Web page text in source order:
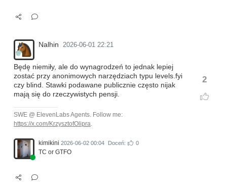
Nalhin 2026-06-01 22:21
2
Będę niemiły, ale do wynagrodzeń to jednak lepiej
zostać przy anonimowych narzędziach typu levels.fyi
czy blind. Stawki podawane publicznie często nijak
mają się do rzeczywistych pensji.
SWE @ ElevenLabs Agents. Follow me:
https://x.com/KrzysztofOlipra.
kimikini 2026-06-02 00:04 Doceń: 0
TC or GTFO